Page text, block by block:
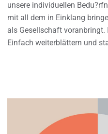
unsere individuellen
mit all dem in Einklang
als Gesellschaft
Einfach weiterblättern und